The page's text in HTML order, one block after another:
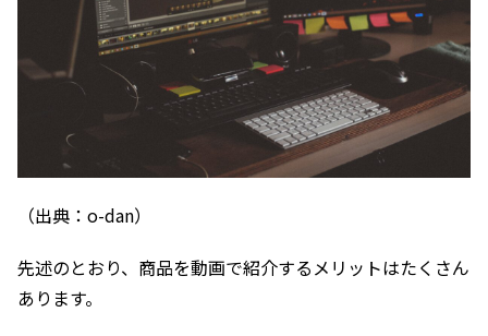
（出典：o-dan）
先述のとおり、商品を動画で紹介するメリットはたくさん
あります。